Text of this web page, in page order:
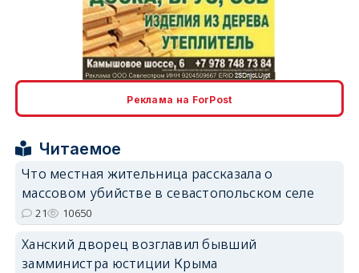
erid: 2SDnjcLUypt
Реклама на ForPost
Читаемое
Что местная жительница рассказала о
массовом убийстве в севастопольском селе
21 10650
Ханский дворец возглавил бывший
замминистра юстиции Крыма